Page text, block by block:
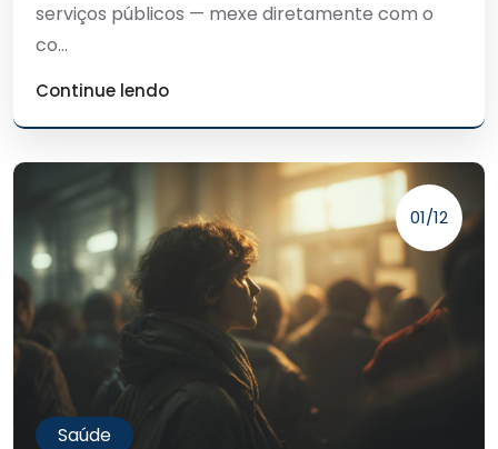
serviços públicos — mexe diretamente com o
co...
Continue lendo
01/12
Saúde